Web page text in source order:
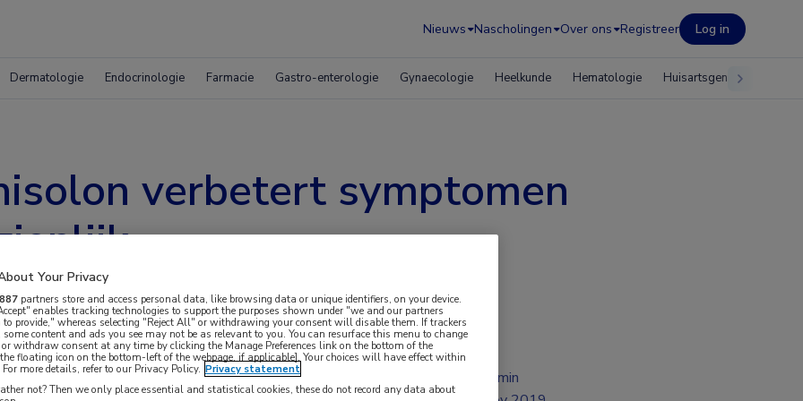
Nieuws Nascholingen Over ons Registreer Log in
Dermatologie Endocrinologie Farmacie Gastro-enterologie Gynaecologie Heelkunde Hematologie Huisartsgeneeskunde
verbetert symptomen
een zes weken durende behandeling met
2 min
Your Privacy
887 partners store and access personal data, like browsing data or unique identifiers, on your device.
enables tracking technologies to support the purposes shown under "we and our partners
to provide," whereas selecting "Reject All" or withdrawing your consent will disable them. If trackers
some content and ads you see may not be as relevant to you. You can resurface this menu to change
or withdraw consent at any time by clicking the Manage Preferences link on the bottom of the
floating icon on the bottom-left of the webpage, if applicable]. Your choices will have effect within
more details, refer to our Privacy Policy. Privacy statement
not? Then we only place essential and statistical cookies, these do not record any data about